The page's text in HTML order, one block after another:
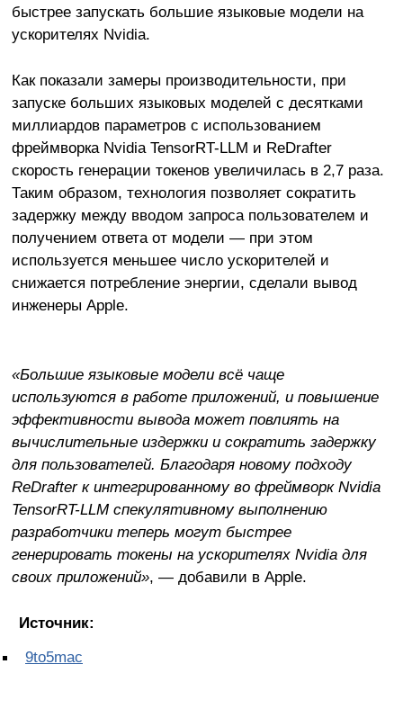
быстрее запускать большие языковые модели на
ускорителях Nvidia.
Как показали замеры производительности, при
запуске больших языковых моделей с десятками
миллиардов параметров с использованием
фреймворка Nvidia TensorRT-LLM и ReDrafter
скорость генерации токенов увеличилась в 2,7 раза.
Таким образом, технология позволяет сократить
задержку между вводом запроса пользователем и
получением ответа от модели — при этом
используется меньшее число ускорителей и
снижается потребление энергии, сделали вывод
инженеры Apple.
«Большие языковые модели всё чаще
используются в работе приложений, и повышение
эффективности вывода может повлиять на
вычислительные издержки и сократить задержку
для пользователей. Благодаря новому подходу
ReDrafter к интегрированному во фреймворк Nvidia
TensorRT-LLM спекулятивному выполнению
разработчики теперь могут быстрее
генерировать токены на ускорителях Nvidia для
своих приложений», — добавили в Apple.
Источник:
9to5mac